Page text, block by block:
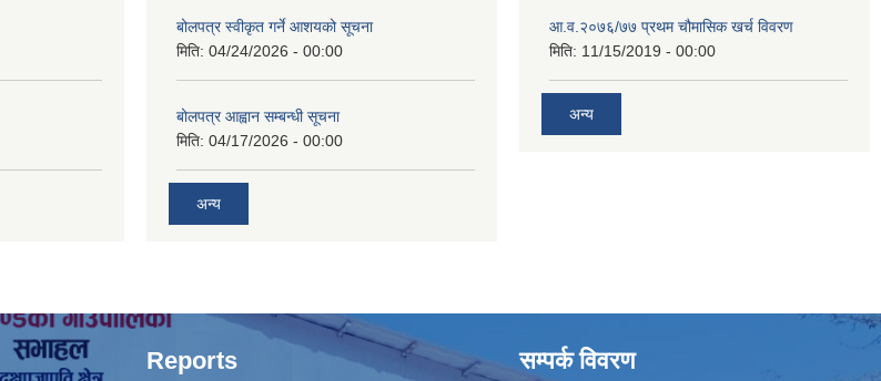
बोलपत्र स्वीकृत गर्ने आशयको सूचना
मिति: 04/24/2026 - 00:00
बोलपत्र आह्वान सम्बन्धी सूचना
मिति: 04/17/2026 - 00:00
अन्य
आ.व.२०७६/७७ प्रथम चौमासिक खर्च विवरण
मिति: 11/15/2019 - 00:00
अन्य
Reports सम्पर्क विवरण